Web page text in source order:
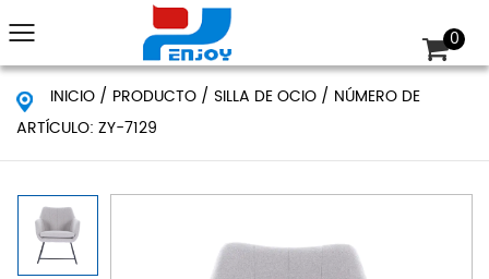
0
INICIO / PRODUCTO / SILLA DE OCIO / NÚMERO DE
ARTÍCULO: ZY-7129